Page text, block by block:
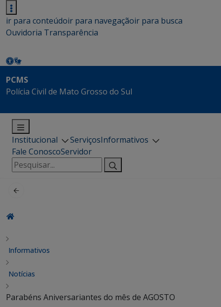
ir para conteúdoir para navegaçãoir para busca
Ouvidoria Transparência
PCMS
Polícia Civil de Mato Grosso do Sul
Institucional ServiçosInformativos
Fale ConoscoServidor
Pesquisar
por:
Informativos
Notícias
Parabéns Aniversariantes do mês de AGOSTO